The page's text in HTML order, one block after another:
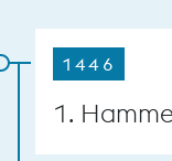
1446
1.